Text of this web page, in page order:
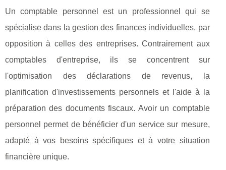
Un comptable personnel est un professionnel qui se
spécialise dans la gestion des finances individuelles, par
opposition à celles des entreprises. Contrairement aux
comptables d'entreprise, ils se concentrent sur
l'optimisation des déclarations de revenus, la
planification d'investissements personnels et l'aide à la
préparation des documents fiscaux. Avoir un comptable
personnel permet de bénéficier d'un service sur mesure,
adapté à vos besoins spécifiques et à votre situation
financière unique.